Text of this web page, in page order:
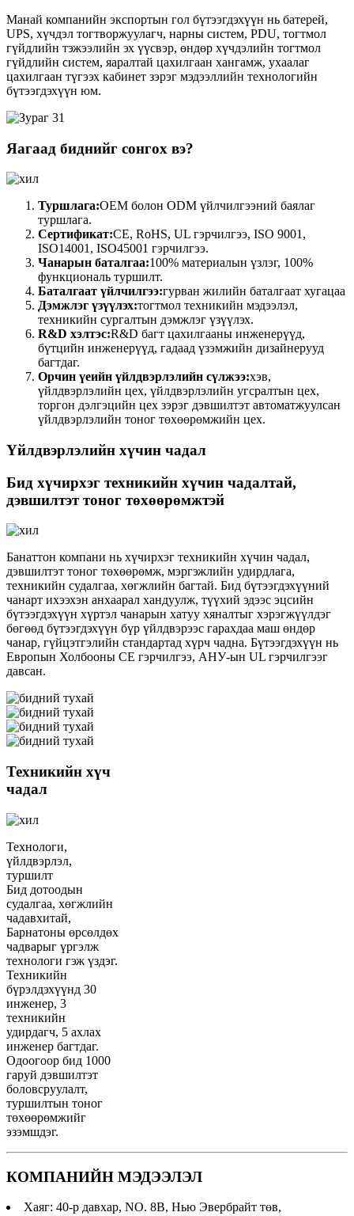
Манай компанийн экспортын гол бүтээгдэхүүн нь батерей,
UPS, хүчдэл тогтворжуулагч, нарны систем, PDU, тогтмол
гүйдлийн тэжээлийн эх үүсвэр, өндөр хүчдэлийн тогтмол
гүйдлийн систем, яаралтай цахилгаан хангамж, ухаалаг
цахилгаан түгээх кабинет зэрэг мэдээллийн технологийн
бүтээгдэхүүн юм.
Яагаад биднийг сонгох вэ?
Туршлага:OEM болон ODM үйлчилгээний баялаг
туршлага.
Сертификат:CE, RoHS, UL гэрчилгээ, ISO 9001,
ISO14001, ISO45001 гэрчилгээ.
Чанарын баталгаа:100% материалын үзлэг, 100%
функциональ туршилт.
Баталгаат үйлчилгээ:гурван жилийн баталгаат хугацаа
Дэмжлэг үзүүлэх:тогтмол техникийн мэдээлэл,
техникийн сургалтын дэмжлэг үзүүлэх.
R&D хэлтэс:R&D багт цахилгааны инженерүүд,
бүтцийн инженерүүд, гадаад үзэмжийн дизайнерууд
багтдаг.
Орчин үеийн үйлдвэрлэлийн сүлжээ:хэв,
үйлдвэрлэлийн цех, үйлдвэрлэлийн угсралтын цех,
торгон дэлгэцийн цех зэрэг дэвшилтэт автоматжуулсан
үйлдвэрлэлийн тоног төхөөрөмжийн цех.
Үйлдвэрлэлийн хүчин чадал
Бид хүчирхэг техникийн хүчин чадалтай,
дэвшилтэт тоног төхөөрөмжтэй
Банаттон компани нь хүчирхэг техникийн хүчин чадал,
дэвшилтэт тоног төхөөрөмж, мэргэжлийн удирдлага,
техникийн судалгаа, хөгжлийн багтай. Бид бүтээгдэхүүний
чанарт ихээхэн анхаарал хандуулж, түүхий эдээс эцсийн
бүтээгдэхүүн хүртэл чанарын хатуу хяналтыг хэрэгжүүлдэг
бөгөөд бүтээгдэхүүн бүр үйлдвэрээс гарахдаа маш өндөр
чанар, гүйцэтгэлийн стандартад хүрч чадна. Бүтээгдэхүүн нь
Европын Холбооны CE гэрчилгээ, АНУ-ын UL гэрчилгээг
давсан.
Техникийн хүч
чадал
Технологи,
үйлдвэрлэл,
туршилт
Бид дотоодын
судалгаа, хөгжлийн
чадавхитай,
Барнатоны өрсөлдөх
чадварыг үргэлж
технологи гэж үздэг.
Техникийн
бүрэлдэхүүнд 30
инженер, 3
техникийн
удирдагч, 5 ахлах
инженер багтдаг.
Одоогоор бид 1000
гаруй дэвшилтэт
боловсруулалт,
туршилтын тоног
төхөөрөмжийг
эзэмшдэг.
КОМПАНИЙН МЭДЭЭЛЭЛ
Хаяг: 40-р давхар, NO. 8B, Нью Эвербрайт төв,